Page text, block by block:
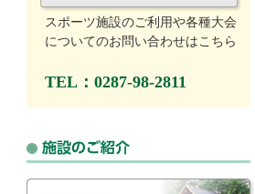
スポーツ施設のご利用や各種大会
についてのお問い合わせはこちら
TEL：0287-98-2811